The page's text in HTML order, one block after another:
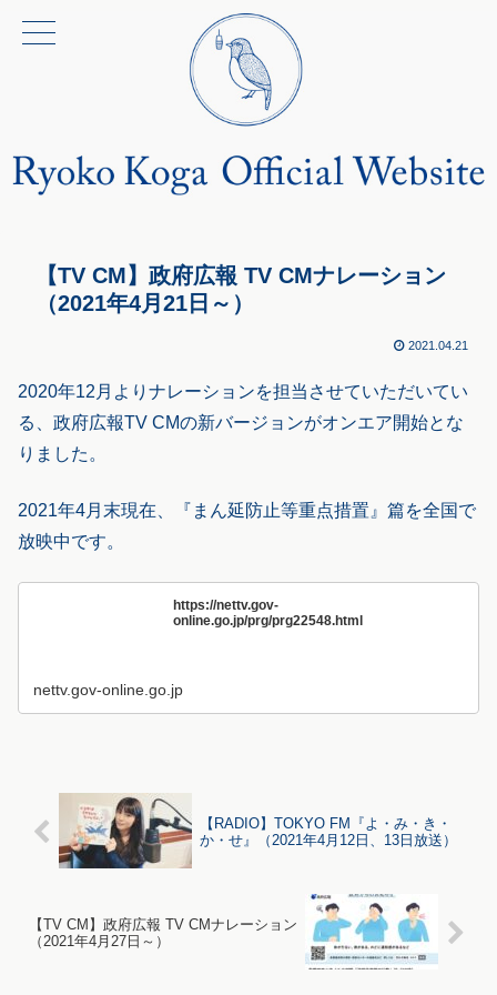
【TV CM】政府広報 TV CMナレーション
（2021年4月21日～）
2021.04.21
2020年12月よりナレーションを担当させていただいてい
る、政府広報TV CMの新バージョンがオンエア開始とな
りました。
2021年4月末現在、『まん延防止等重点措置』篇を全国で
放映中です。
https://nettv.gov-
online.go.jp/prg/prg22548.html
nettv.gov-online.go.jp
【RADIO】TOKYO FM『よ・み・き・
か・せ』（2021年4月12日、13日放送）
【TV CM】政府広報 TV CMナレーション
（2021年4月27日～）